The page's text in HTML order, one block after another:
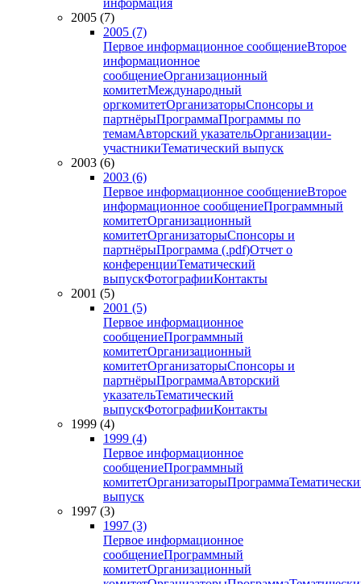
информация
2005 (7)
2005 (7)
Первое информационное сообщениеВторое
информационное
сообщениеОрганизационный
комитетМеждународный
оргкомитетОрганизаторыСпонсоры и
партнёрыПрограммаПрограммы по
темамАвторский указательОрганизации-
участникиТематический выпуск
2003 (6)
2003 (6)
Первое информационное сообщениеВторое
информационное сообщениеПрограммный
комитетОрганизационный
комитетОрганизаторыСпонсоры и
партнёрыПрограмма (.pdf)Отчет о
конференцииТематический
выпускФотографииКонтакты
2001 (5)
2001 (5)
Первое информационное
сообщениеПрограммный
комитетОрганизационный
комитетОрганизаторыСпонсоры и
партнёрыПрограммаАвторский
указательТематический
выпускФотографииКонтакты
1999 (4)
1999 (4)
Первое информационное
сообщениеПрограммный
комитетОрганизаторыПрограмма
выпуск
1997 (3)
1997 (3)
Первое информационное
сообщениеПрограммный
комитетОрганизационный